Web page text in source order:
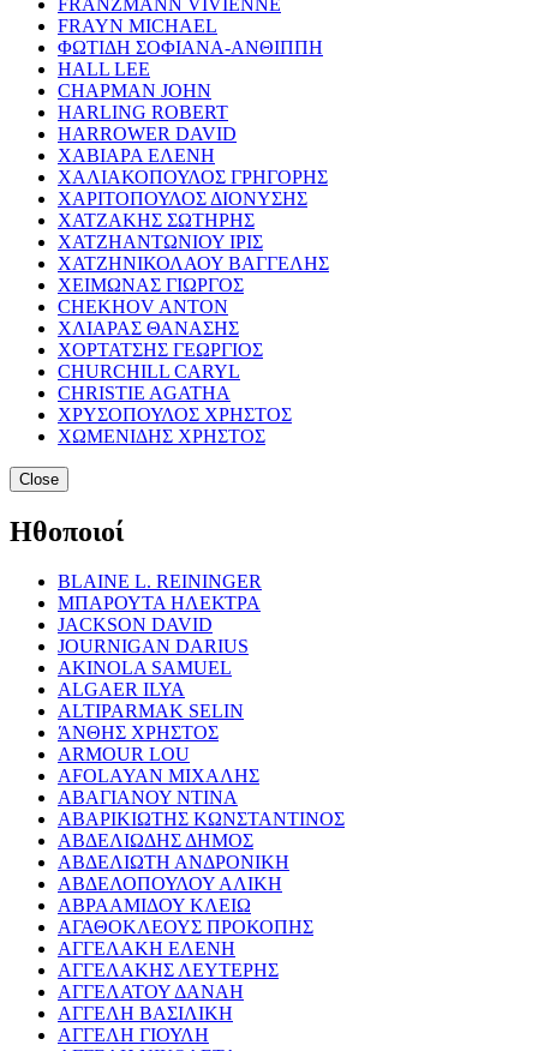
FRAYN MICHAEL
ΦΩΤΙΔΗ ΣΟΦΙΑΝΑ-ΑΝΘΙΠΠΗ
HALL LEE
CHAPMAN JOHN
HARLING ROBERT
HARROWER DAVID
ΧΑΒΙΑΡΑ ΕΛΕΝΗ
ΧΑΛΙΑΚΟΠΟΥΛΟΣ ΓΡΗΓΟΡΗΣ
ΧΑΡΙΤΟΠΟΥΛΟΣ ΔΙΟΝΥΣΗΣ
ΧΑΤΖΑΚΗΣ ΣΩΤΗΡΗΣ
ΧΑΤΖΗΑΝΤΩΝΙΟΥ ΙΡΙΣ
ΧΑΤΖΗΝΙΚΟΛΑΟΥ ΒΑΓΓΕΛΗΣ
ΧΕΙΜΩΝΑΣ ΓΙΩΡΓΟΣ
CHEKHOV ANTON
ΧΛΙΑΡΑΣ ΘΑΝΑΣΗΣ
ΧΟΡΤΑΤΣΗΣ ΓΕΩΡΓΙΟΣ
CHURCHILL CARYL
CHRISTIE AGATHA
ΧΡΥΣΟΠΟΥΛΟΣ ΧΡΗΣΤΟΣ
ΧΩΜΕΝΙΔΗΣ ΧΡΗΣΤΟΣ
Close
Ηθοποιοί
BLAINE L. REININGER
ΜΠΑΡΟΥΤΑ ΗΛΕΚΤΡΑ
JACKSON DAVID
JOURNIGAN DARIUS
AKINOLA SAMUEL
ALGAER ILYA
ALTIPARMAK SELIN
ΆΝΘΗΣ ΧΡΗΣΤΟΣ
ARMOUR LOU
AFOLAYAN ΜΙΧΑΛΗΣ
ΑΒΑΓΙΑΝΟΥ ΝΤΙΝΑ
ΑΒΑΡΙΚΙΩΤΗΣ ΚΩΝΣΤΑΝΤΙΝΟΣ
ΑΒΔΕΛΙΩΔΗΣ ΔΗΜΟΣ
ΑΒΔΕΛΙΩΤΗ ΑΝΔΡΟΝΙΚΗ
ΑΒΔΕΛΟΠΟΥΛΟΥ ΑΛΙΚΗ
ΑΒΡΑΑΜΙΔΟΥ ΚΛΕΙΩ
ΑΓΑΘΟΚΛΕΟΥΣ ΠΡΟΚΟΠΗΣ
ΑΓΓΕΛΑΚΗ ΕΛΕΝΗ
ΑΓΓΕΛΑΚΗΣ ΛΕΥΤΕΡΗΣ
ΑΓΓΕΛΑΤΟΥ ΔΑΝΑΗ
ΑΓΓΕΛΗ ΒΑΣΙΛΙΚΗ
ΑΓΓΕΛΗ ΓΙΟΥΛΗ